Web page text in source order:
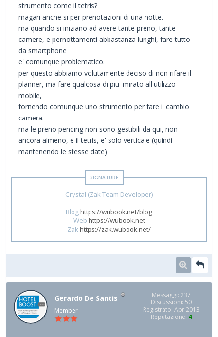
strumento come il tetris?
magari anche si per prenotazioni di una notte.
ma quando si iniziano ad avere tante preno, tante
camere, e pernottamenti abbastanza lunghi, fare tutto
da smartphone
e' comunque problematico.
per questo abbiamo volutamente deciso di non rifare il
planner, ma fare qualcosa di piu' mirato all'utilizzo
mobile,
fornendo comunque uno strumento per fare il cambio
camera.
ma le preno pending non sono gestibili da qui, non
ancora almeno, e il tetris, e' solo verticale (quindi
mantenendo le stesse date)
Crystal (Zak Team Developer)
Bloghttps://wubook.net/blog
Web https://wubook.net
Zakhttps://zak.wubook.net/
Gerardo De Santis
Member
Messaggi: 237
Discussioni: 50
Registrato: Apr 2013
Reputazione: 4